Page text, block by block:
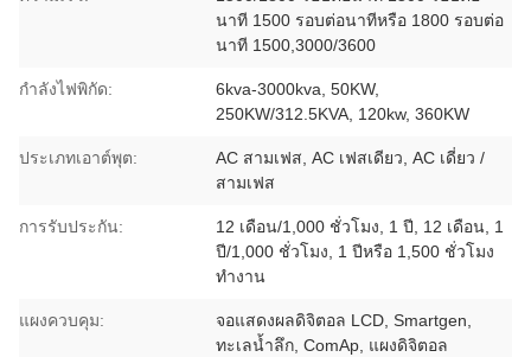
นาที 1500 รอบต่อนาทีหรือ 1800 รอบต่อ
นาที 1500,3000/3600
กำลังไฟพิกัด:
6kva-3000kva, 50KW,
250KW/312.5KVA, 120kw, 360KW
ประเภทเอาต์พุต:
AC สามเฟส, AC เฟสเดียว, AC เดี่ยว /
สามเฟส
การรับประกัน:
12 เดือน/1,000 ชั่วโมง, 1 ปี, 12 เดือน, 1
ปี/1,000 ชั่วโมง, 1 ปีหรือ 1,500 ชั่วโมง
ทำงาน
แผงควบคุม:
จอแสดงผลดิจิตอล LCD, Smartgen,
ทะเลน้ำลึก, ComAp, แผงดิจิตอล